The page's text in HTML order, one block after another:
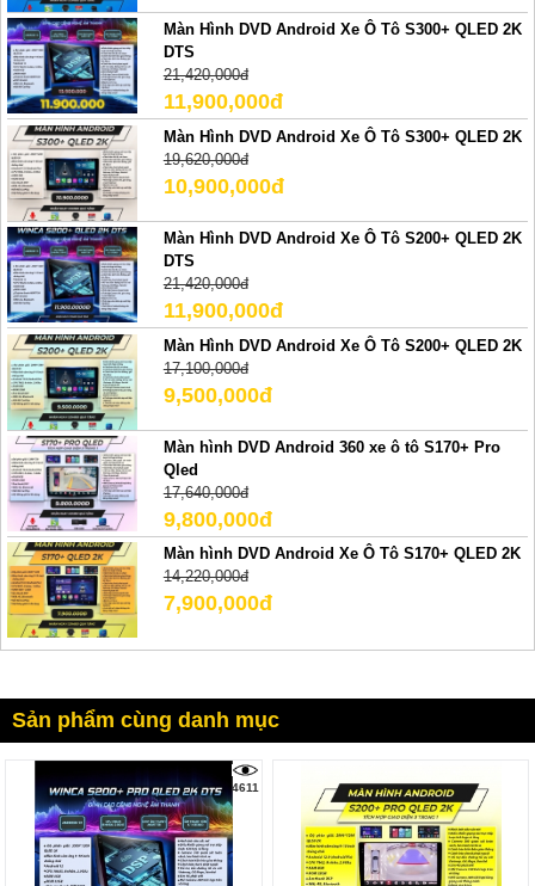
Màn Hình DVD Android Xe Ô Tô S300+ QLED 2K
DTS
21,420,000đ
11,900,000đ
Màn Hình DVD Android Xe Ô Tô S300+ QLED 2K
19,620,000đ
10,900,000đ
Màn Hình DVD Android Xe Ô Tô S200+ QLED 2K
DTS
21,420,000đ
11,900,000đ
Màn Hình DVD Android Xe Ô Tô S200+ QLED 2K
17,100,000đ
9,500,000đ
Màn hình DVD Android 360 xe ô tô S170+ Pro
Qled
17,640,000đ
9,800,000đ
Màn hình DVD Android Xe Ô Tô S170+ QLED 2K
14,220,000đ
7,900,000đ
Sản phẩm cùng danh mục
4611